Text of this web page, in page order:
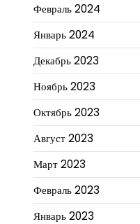
Февраль 2024
Январь 2024
Декабрь 2023
Ноябрь 2023
Октябрь 2023
Август 2023
Март 2023
Февраль 2023
Январь 2023